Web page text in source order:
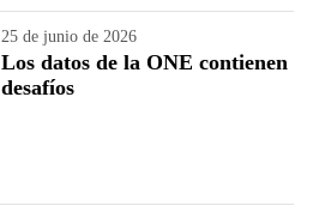
25 de junio de 2026
Los datos de la ONE contienen
desafíos